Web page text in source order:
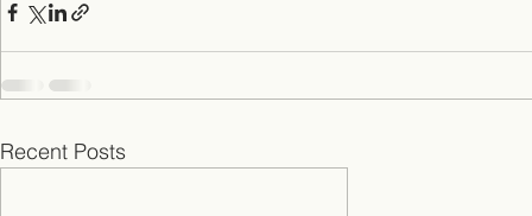
Recent Posts